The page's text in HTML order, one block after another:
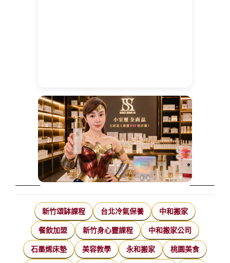
新竹頌缽課程 台北冷氣保養 中和搬家
餐飲加盟 新竹身心靈課程 中和搬家公司
石墨烯床墊 美容教學 永和搬家 桃園美食